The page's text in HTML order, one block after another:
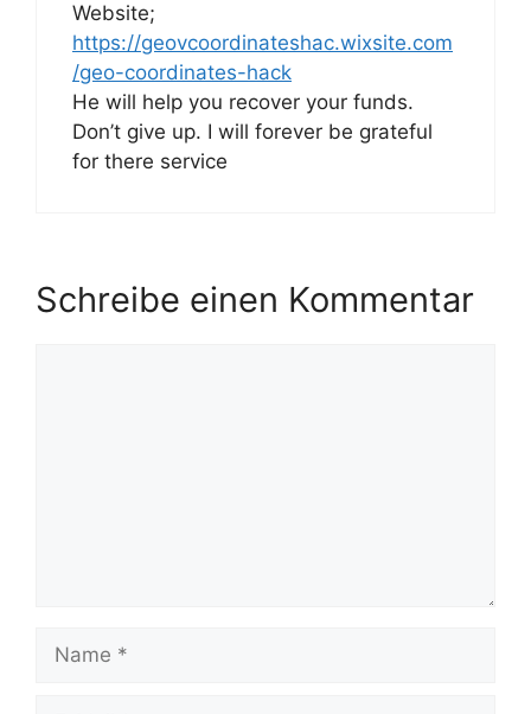
Website;
https://geovcoordinateshac.wixsite.com
/geo-coordinates-hack
He will help you recover your funds.
Don’t give up. I will forever be grateful
for there service
Schreibe einen Kommentar